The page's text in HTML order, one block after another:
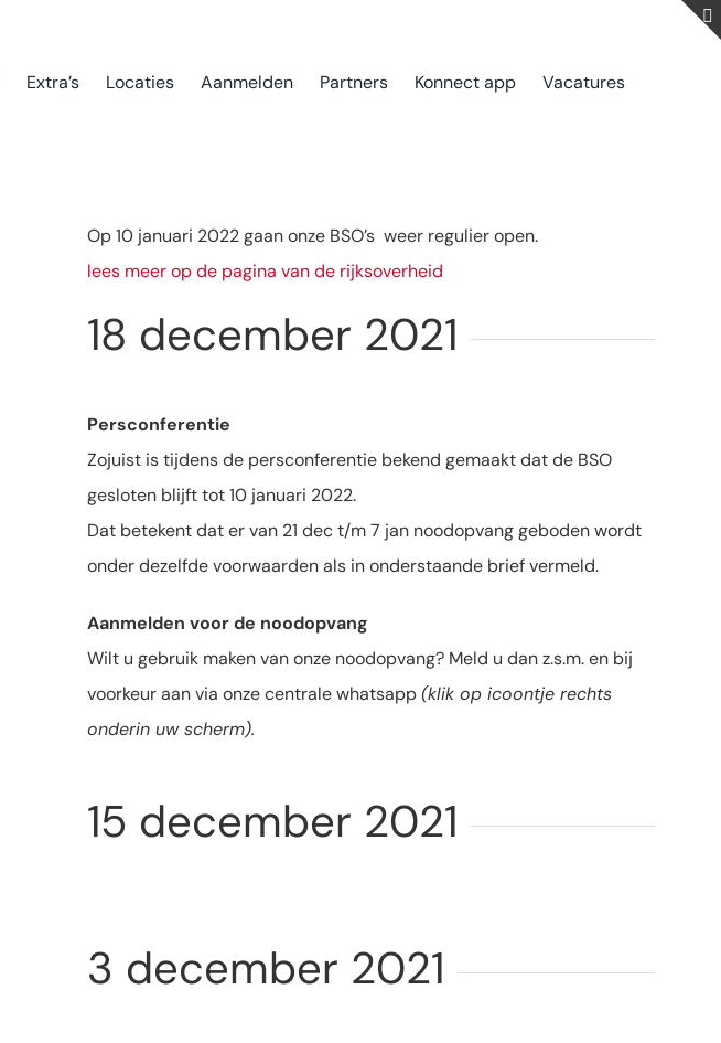
Extra’s Locaties Aanmelden Partners Konnect app Vacatures
Op 10 januari 2022 gaan onze BSO’s weer regulier open.
lees meer op de pagina van de rijksoverheid
18 december 2021
Persconferentie
Zojuist is tijdens de persconferentie bekend gemaakt dat de BSO
gesloten blijft tot 10 januari 2022.
Dat betekent dat er van 21 dec t/m 7 jan noodopvang geboden wordt
onder dezelfde voorwaarden als in onderstaande brief vermeld.
Aanmelden voor de noodopvang
Wilt u gebruik maken van onze noodopvang? Meld u dan z.s.m. en bij
voorkeur aan via onze centrale whatsapp(klik op icoontje rechts
onderin uw scherm).
15 december 2021
3 december 2021